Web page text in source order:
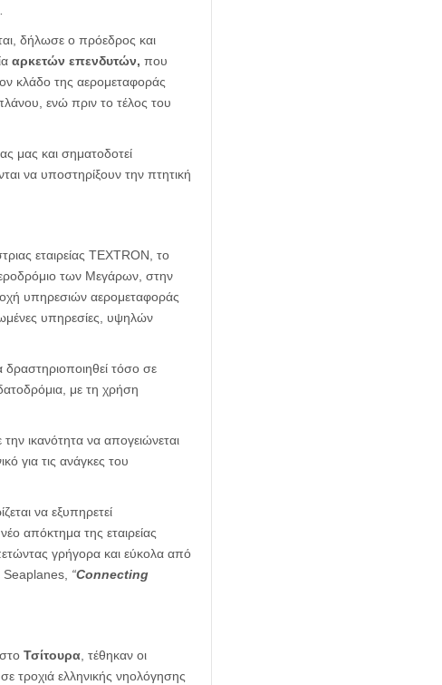
δήλωσε ο πρόεδρος και
αρκετών επενδυτών, που
κλάδο της αερομεταφοράς
ενώ πριν το τέλος του
μας και σηματοδοτεί
να υποστηρίξουν την πτητική
εταιρείας ΤΕΧΤRON, το
των Μεγάρων, στην
υπηρεσιών αερομεταφοράς
υπηρεσίες, υψηλών
τόσο σε
με τη χρήση
ικανότητα να απογειώνεται
για τις ανάγκες του
να εξυπηρετεί
απόκτημα της εταιρείας
γρήγορα και εύκολα από
Seaplanes, “Connecting
Τσίτουρα, τέθηκαν οι
τροχιά ελληνικής νηολόγησης